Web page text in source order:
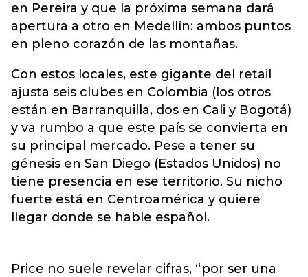
en Pereira y que la próxima semana dará
apertura a otro en Medellín: ambos puntos
en pleno corazón de las montañas.
Con estos locales, este gigante del retail
ajusta seis clubes en Colombia (los otros
están en Barranquilla, dos en Cali y Bogotá)
y va rumbo a que este país se convierta en
su principal mercado. Pese a tener su
génesis en San Diego (Estados Unidos) no
tiene presencia en ese territorio. Su nicho
fuerte está en Centroamérica y quiere
llegar donde se hable español.
Price no suele revelar cifras, “por ser una